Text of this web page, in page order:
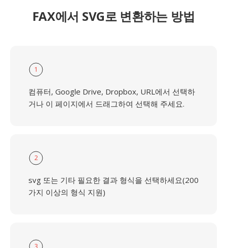
FAX에서 SVG로 변환하는 방법
1
컴퓨터, Google Drive, Dropbox, URL에서 선택하
거나 이 페이지에서 드래그하여 선택해 주세요.
2
svg 또는 기타 필요한 결과 형식을 선택하세요(200
가지 이상의 형식 지원)